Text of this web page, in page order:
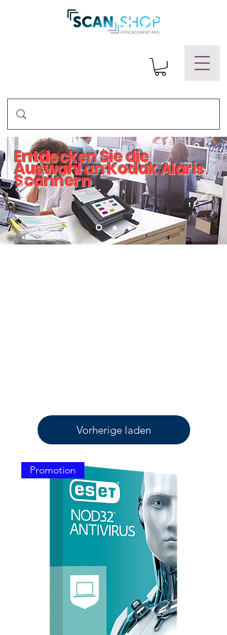
Entdecken Sie die
Auswahl an Kodak Alaris
Scannern
Vorherige laden
Promotion